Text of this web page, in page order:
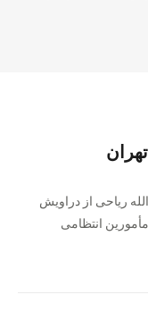
ریاحی از دراویش
انتظامی